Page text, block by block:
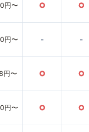
円〜 ○ ○
円〜 - -
円〜 ○ ○
円〜 ○ ○